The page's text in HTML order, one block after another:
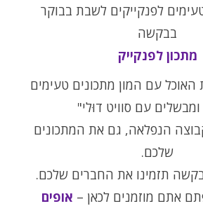
לפנקייקים לשבת בבוקר
בבקשה
מתכון לפנקייק
האוכל עם המון מתכונים טעימים
עם סוויט דוּלי"
הנפלאה, גם את המתכונים
שלכם.
תזמינו את החברים שלכם.
אתם מוזמנים לכאן – אופים